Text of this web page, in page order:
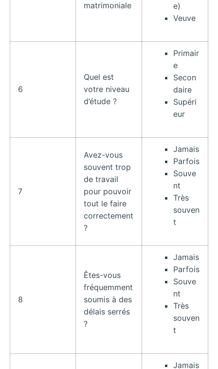
matrimoniale
e)
Veuve
6
Quel est
votre niveau
d’étude ?
Primair
e
Secon
daire
Supéri
eur
7
Avez-vous
souvent trop
de travail
pour pouvoir
tout le faire
correctement
?
Jamais
Parfois
Souve
nt
Très
souven
t
8
Êtes-vous
fréquemment
soumis à des
délais serrés
?
Jamais
Parfois
Souve
nt
Très
souven
t
Jamais